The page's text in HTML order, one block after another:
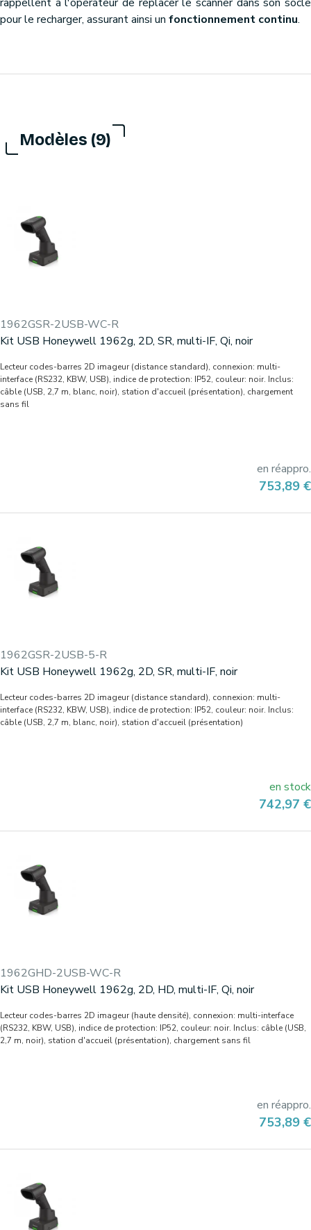
pour le recharger, assurant ainsi un fonctionnement continu.
Modèles (9)
1962GSR-2USB-WC-R
Kit USB Honeywell 1962g, 2D, SR, multi-IF, Qi, noir
Lecteur codes-barres 2D imageur (distance standard), connexion: multi-
interface (RS232, KBW, USB), indice de protection: IP52, couleur: noir. Inclus:
câble (USB, 2,7 m, blanc, noir), station d'accueil (présentation), chargement
sans fil
en réappro.
Prix
753,89 €
1962GSR-2USB-5-R
Kit USB Honeywell 1962g, 2D, SR, multi-IF, noir
Lecteur codes-barres 2D imageur (distance standard), connexion: multi-
interface (RS232, KBW, USB), indice de protection: IP52, couleur: noir. Inclus:
câble (USB, 2,7 m, blanc, noir), station d'accueil (présentation)
en stock
Prix
742,97 €
1962GHD-2USB-WC-R
Kit USB Honeywell 1962g, 2D, HD, multi-IF, Qi, noir
Lecteur codes-barres 2D imageur (haute densité), connexion: multi-interface
(RS232, KBW, USB), indice de protection: IP52, couleur: noir. Inclus: câble (USB,
2,7 m, noir), station d'accueil (présentation), chargement sans fil
en réappro.
Prix
753,89 €